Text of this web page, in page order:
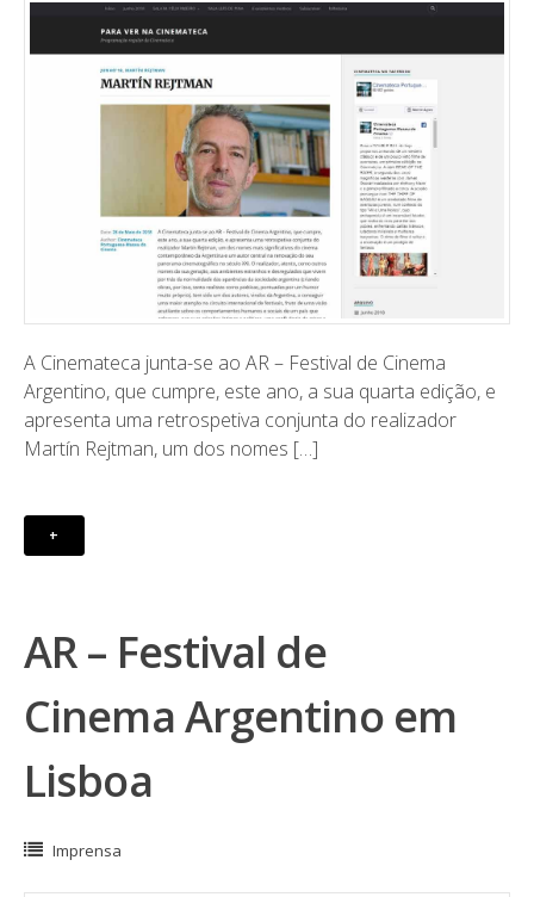
A Cinemateca junta-se ao AR – Festival de Cinema
Argentino, que cumpre, este ano, a sua quarta edição, e
apresenta uma retrospetiva conjunta do realizador
Martín Rejtman, um dos nomes […]
+
AR – Festival de
Cinema Argentino em
Lisboa
Imprensa